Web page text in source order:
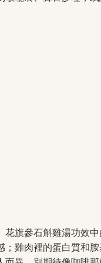
旗參石斛雞湯功效
雞肉裡的蛋白質和